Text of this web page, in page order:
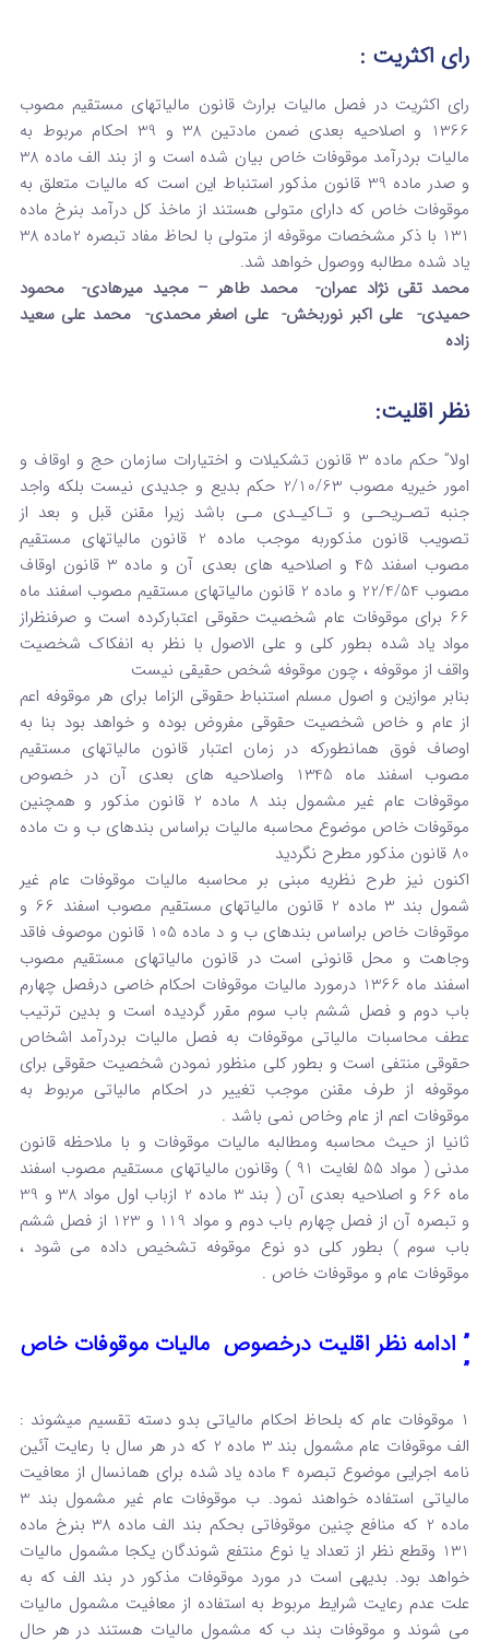
رای اکثریت :
رای اکثریت در فصل مالیات برارث قانون مالیاتهای مستقیم مصوب
1366 و اصلاحیه بعدی ضمن مادتین 38 و 39 احکام مربوط به
مالیات بردرآمد موقوفات خاص بیان شده است و از بند الف ماده 38
و صدر ماده 39 قانون مذکور استنباط این است که مالیات متعلق به
موقوفات خاص که دارای متولی هستند از ماخذ کل درآمد بنرخ ماده
131 با ذکر مشخصات موقوفه از متولی با لحاظ مفاد تبصره 2ماده 38
یاد شده مطالبه ووصول خواهد شد.
محمد تقی نژاد عمران- محمد طاهر – مجید میرهادی- محمود
حمیدی- علی اکبر نوربخش- علی اصغر محمدی- محمد علی سعید
زاده
نظر اقلیت:
اولا” حکم ماده 3 قانون تشکیلات و اختیارات سازمان حج و اوقاف و
امور خیریه مصوب 2/10/63 حکم بدیع و جدیدی نیست بلکه واجد
جنبه تصـریحـی و تـاکیـدی مـی باشد زیرا مقنن قبل و بعد از
تصویب قانون مذکوربه موجب ماده 2 قانون مالیاتهای مستقیم
مصوب اسفند 45 و اصلاحیه های بعدی آن و ماده 3 قانون اوقاف
مصوب 22/4/54 و ماده 2 قانون مالیاتهای مستقیم مصوب اسفند ماه
66 برای موقوفات عام شخصیت حقوقی اعتبارکرده است و صرفنظراز
مواد یاد شده بطور کلی و علی الاصول با نظر به انفکاک شخصیت
واقف از موقوفه ، چون موقوفه شخص حقیقی نیست
بنابر موازین و اصول مسلم استنباط حقوقی الزاما برای هر موقوفه اعم
از عام و خاص شخصیت حقوقی مفروض بوده و خواهد بود بنا به
اوصاف فوق همانطورکه در زمان اعتبار قانون مالیاتهای مستقیم
مصوب اسفند ماه 1345 واصلاحیه های بعدی آن در خصوص
موقوفات عام غیر مشمول بند 8 ماده 2 قانون مذکور و همچنین
موقوفات خاص موضوع محاسبه مالیات براساس بندهای ب و ت ماده
80 قانون مذکور مطرح نگردید
اکنون نیز طرح نظریه مبنی بر محاسبه مالیات موقوفات عام غیر
شمول بند 3 ماده 2 قانون مالیاتهای مستقیم مصوب اسفند 66 و
موقوفات خاص براساس بندهای ب و د ماده 105 قانون موصوف فاقد
وجاهت و محل قانونی است در قانون مالیاتهای مستقیم مصوب
اسفند ماه 1366 درمورد مالیات موقوفات احکام خاصی درفصل چهارم
باب دوم و فصل ششم باب سوم مقرر گردیده است و بدین ترتیب
عطف محاسبات مالیاتی موقوفات به فصل مالیات بردرآمد اشخاص
حقوقی منتفی است و بطور کلی منظور نمودن شخصیت حقوقی برای
موقوفه از طرف مقنن موجب تغییر در احکام مالیاتی مربوط به
موقوفات اعم از عام وخاص نمی باشد .
ثانیا از حیث محاسبه ومطالبه مالیات موقوفات و با ملاحظه قانون
مدنی ( مواد 55 لغایت 91 ) وقانون مالیاتهای مستقیم مصوب اسفند
ماه 66 و اصلاحیه بعدی آن ( بند 3 ماده 2 ازباب اول مواد 38 و 39
و تبصره آن از فصل چهارم باب دوم و مواد 119 و 123 از فصل ششم
باب سوم ) بطور کلی دو نوع موقوفه تشخیص داده می شود ،
موقوفات عام و موقوفات خاص .
” ادامه نظر اقلیت درخصوص مالیات موقوفات خاص
”
1 موقوفات عام که بلحاظ احکام مالیاتی بدو دسته تقسیم میشوند :
الف موقوفات عام مشمول بند 3 ماده 2 که در هر سال با رعایت آئین
نامه اجرایی موضوع تبصره 4 ماده یاد شده برای همانسال از معافیت
مالیاتی استفاده خواهند نمود. ب موقوفات عام غیر مشمول بند 3
ماده 2 که منافع چنین موقوفاتی بحکم بند الف ماده 38 بنرخ ماده
131 وقطع نظر از تعداد یا نوع منتفع شوندگان یکجا مشمول مالیات
خواهد بود. بدیهی است در مورد موقوفات مذکور در بند الف که به
علت عدم رعایت شرایط مربوط به استفاده از معافیت مشمول مالیات
می شوند و موقوفات بند ب که مشمول مالیات هستند در هر حال